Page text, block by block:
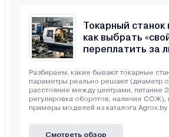
Токарный станок
как выбрать
переплатить за
Разбираем, какие бывают токарные
параметры реально решают (диаметр
расстояние между центрами, питание
регулировка оборотов, наличие СОЖ),
примеры моделей из каталога Agrox.by
Смотреть обзор